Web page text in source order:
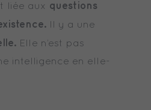
liée aux questions
Il y a une
Elle n’est pas
intelligence en elle-